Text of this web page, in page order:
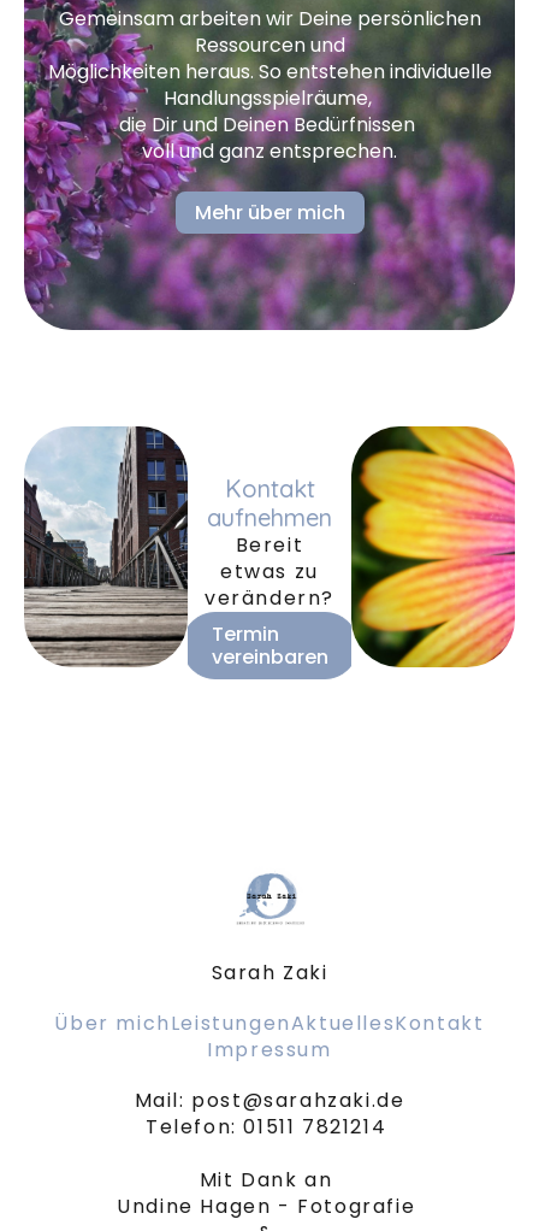
Gemeinsam arbeiten wir Deine persönlichen
Ressourcenund
Möglichkeiten heraus. So entstehen individuelle
Handlungsspielräume,
die Dir und Deinen Bedürfnissen
voll und ganz entsprechen.
Mehr über mich
Kontakt
aufnehmen
Bereit
etwas zu
verändern?
Termin
vereinbaren
Sarah Zaki
Über michLeistungenAktuellesKontakt
Impressum
Mail: post@sarahzaki.de
Telefon: 01511 7821214
Mit Dank an
Undine Hagen - Fotografie